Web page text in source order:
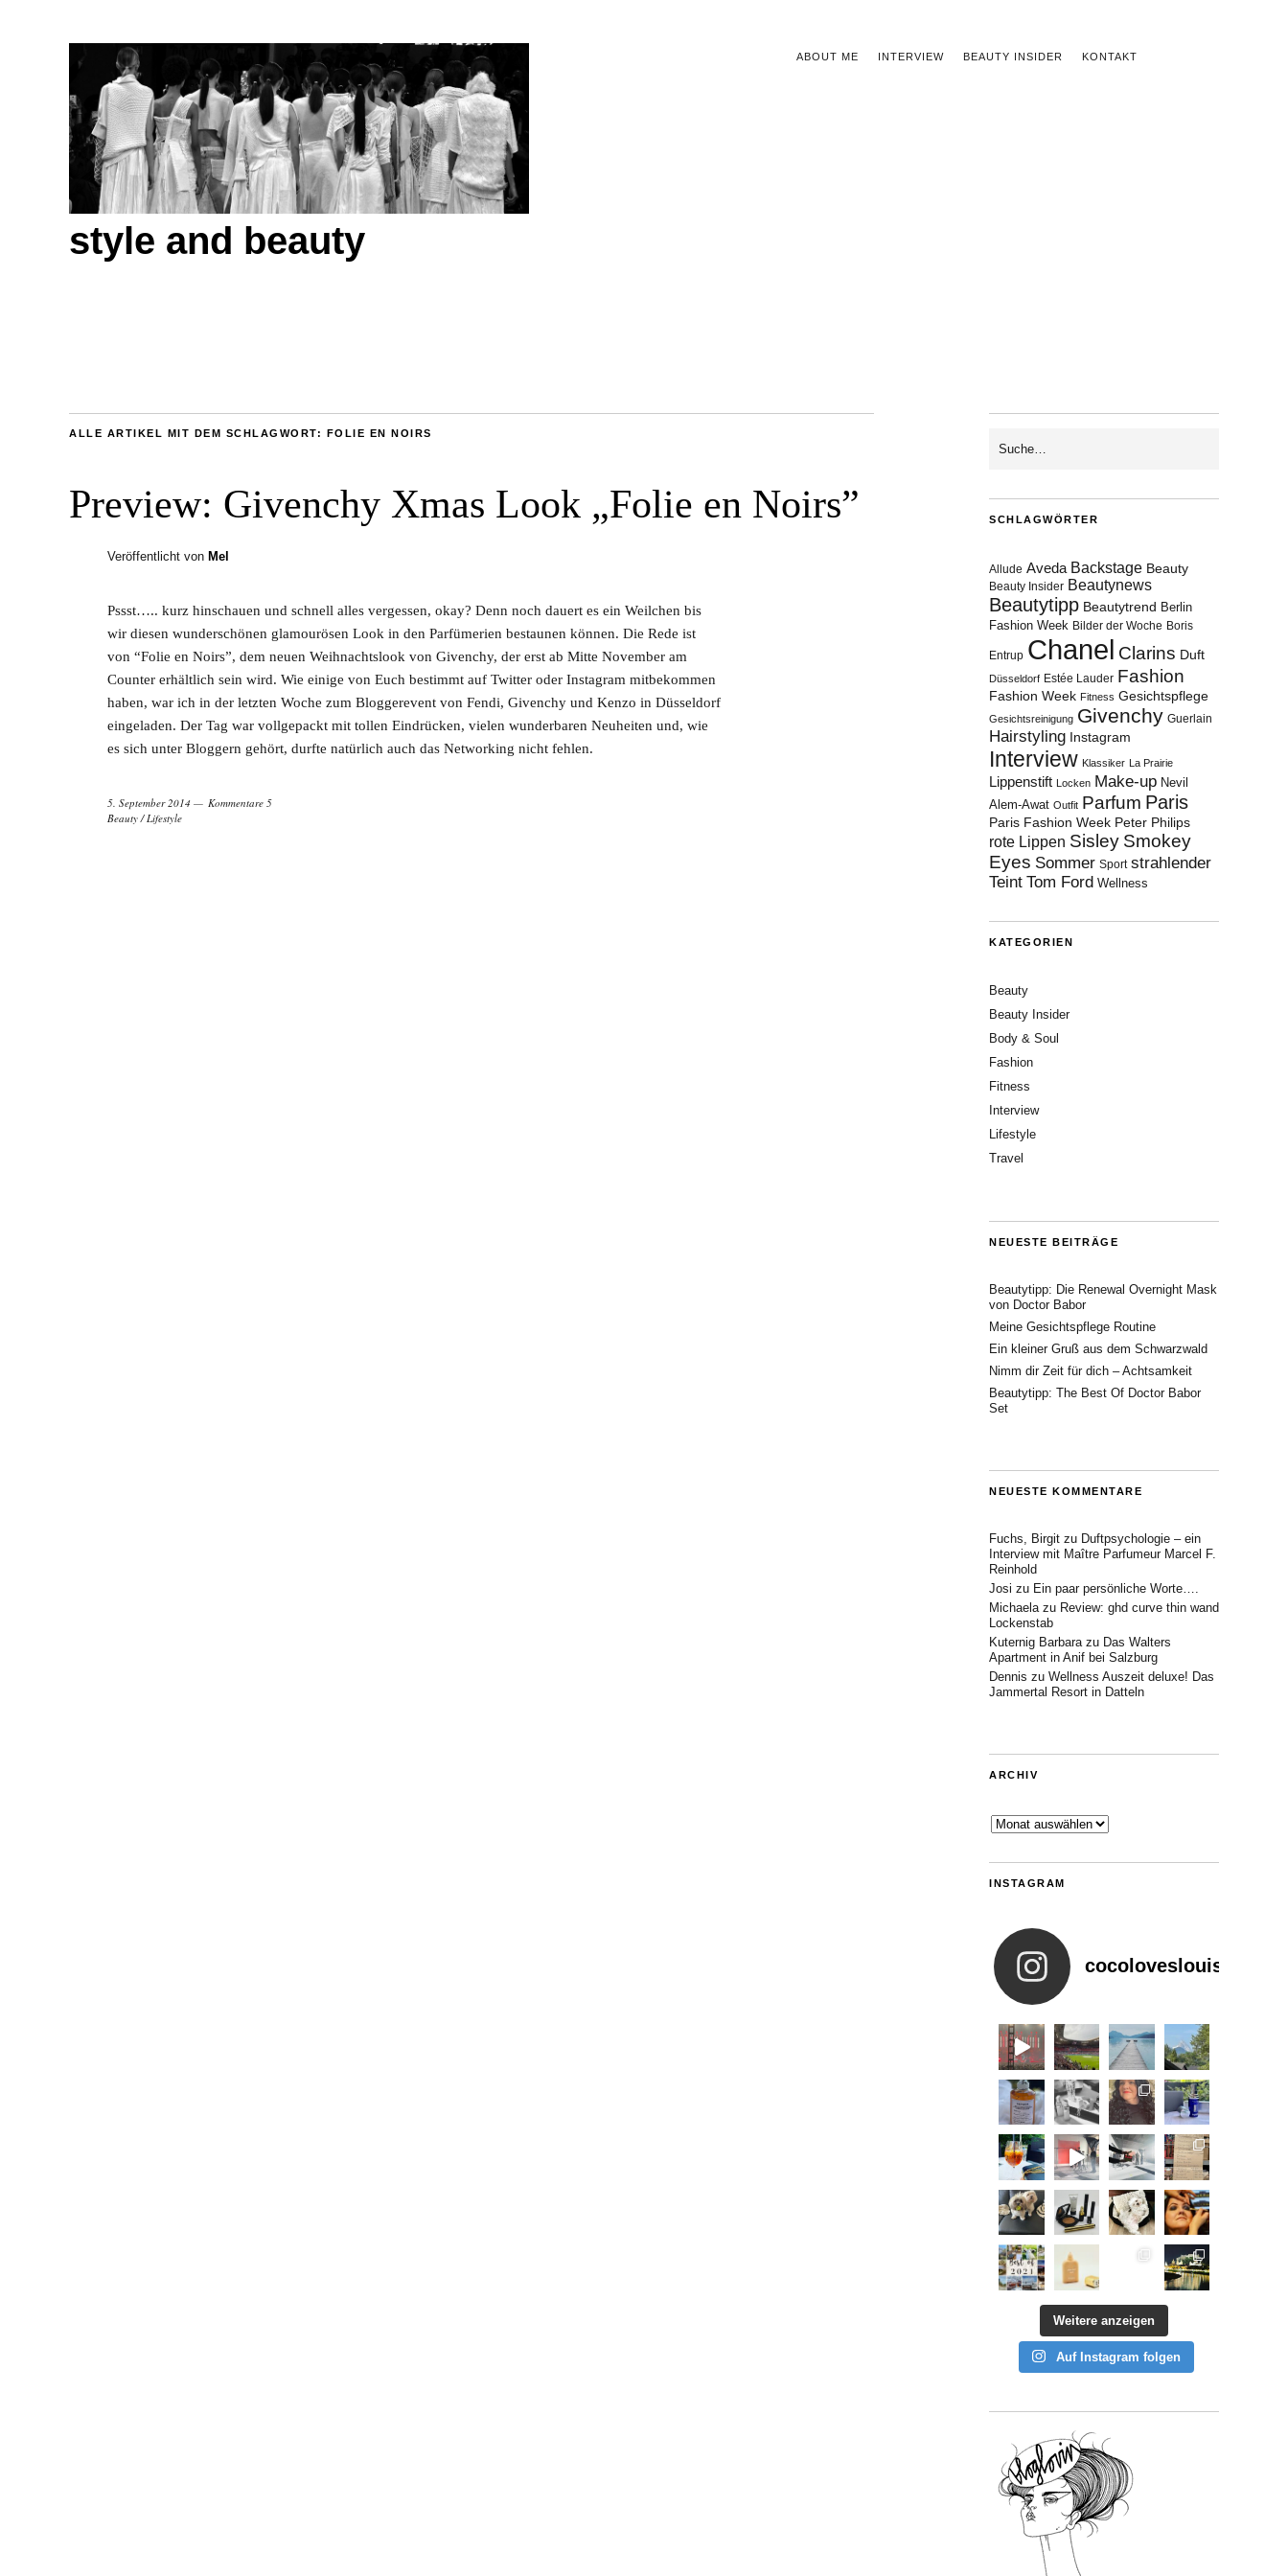
ABOUT ME INTERVIEW BEAUTY INSIDER KONTAKT
style and beauty
ALLE ARTIKEL MIT DEM SCHLAGWORT: FOLIE EN NOIRS
Preview: Givenchy Xmas Look „Folie en Noirs”
Veröffentlicht von Mel
Pssst….. kurz hinschauen und schnell alles vergessen, okay? Denn noch dauert es ein Weilchen bis
wir diesen wunderschönen glamourösen Look in den Parfümerien bestaunen können. Die Rede ist
von “Folie en Noirs”, dem neuen Weihnachtslook von Givenchy, der erst ab Mitte November am
Counter erhältlich sein wird. Wie einige von Euch bestimmt auf Twitter oder Instagram mitbekommen
haben, war ich in der letzten Woche zum Bloggerevent von Fendi, Givenchy und Kenzo in Düsseldorf
eingeladen. Der Tag war vollgepackt mit tollen Eindrücken, vielen wunderbaren Neuheiten und, wie
es sich unter Bloggern gehört, durfte natürlich auch das Networking nicht fehlen.
5. September 2014
Kommentare 5
Beauty/Lifestyle
SCHLAGWÖRTER
Allude Aveda Backstage Beauty
Beauty Insider Beautynews
Beautytipp Beautytrend Berlin
Fashion Week Bilder der Woche Boris
Entrup Chanel Clarins Duft
Düsseldorf Estée Lauder Fashion
Fashion Week Fitness Gesichtspflege
Gesichtsreinigung Givenchy Guerlain
Hairstyling Instagram
Interview Klassiker La Prairie
Lippenstift Locken Make-up Nevil
Alem-Awat Outfit Parfum Paris
Paris Fashion Week Peter Philips
rote Lippen Sisley Smokey
Eyes Sommer Sport strahlender
Teint Tom Ford Wellness
KATEGORIEN
Beauty
Beauty Insider
Body & Soul
Fashion
Fitness
Interview
Lifestyle
Travel
NEUESTE BEITRÄGE
Beautytipp: Die Renewal Overnight Mask
von Doctor Babor
Meine Gesichtspflege Routine
Ein kleiner Gruß aus dem Schwarzwald
Nimm dir Zeit für dich – Achtsamkeit
Beautytipp: The Best Of Doctor Babor
Set
NEUESTE KOMMENTARE
Fuchs, Birgit zu Duftpsychologie – ein
Interview mit Maître Parfumeur Marcel F.
Reinhold
Josi zu Ein paar persönliche Worte….
Michaelazu Review: ghd curve thin wand
Lockenstab
Kuternig Barbarazu Das Walters
Apartment in Anif bei Salzburg
Dennis zu Wellness Auszeit deluxe! Das
Jammertal Resort in Datteln
ARCHIV
Archiv
INSTAGRAM
cocoloveslouis
Weitere anzeigen
Auf Instagram folgen